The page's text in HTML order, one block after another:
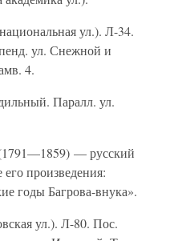
ул.). Л-34.
ул. Снежной и
4.
Паралл. ул.
— русский
произведения:
годы Багрова-внука».
ул.). Л-80. Пос.